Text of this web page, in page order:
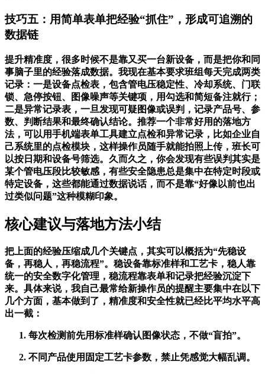
技巧五：用简单表单把经验“抓住”，形成可追溯的
数据链
提升精准度，很多时候不是靠又买一台新设备，而是把你和同
事脑子里的经验落成数据。我现在基本要求班组每天完成两类
记录：一是设备点检表，包含管电压稳定性、冷却系统、门联
锁、急停按钮、图像噪声等关键项，用勾选和简短备注就行；
二是异常记录表，一旦发现可疑图像或误判，记录产品号、参
数、判断结果和最终确认结论。推荐一个非常好用的落地方
法，可以用手机端表单工具建立点检和异常记录，比如企业自
己系统里的点检模块，这样操作员随手就能拍照上传，班长可
以按日期和设备号筛选。久而久之，你会发现有些误判其实是
某个管电压段比较敏感，有些安全隐患总是集中在特定时段或
特定设备，这些都能通过数据说话，而不是靠“好像以前也出
过类似问题”这种模糊印象。
核心建议与落地方法小结
把上面的经验压缩成几个关键点，其实可以概括为“先稳设
备，再稳人，再稳流程”。稳设备靠标准样和工艺卡，稳人靠
统一的安全数字化管理，稳流程靠表单和记录把经验沉淀下
来。具体来说，我自己最常给新操作员的提醒主要集中在以下
几个方面，基本做到了，精准度和安全性就已经比平均水平高
出一截：
每次检测前先用标准样确认图像状态，不做“盲拍”。
不同产品使用固定工艺卡参数，禁止凭感觉大幅乱调。